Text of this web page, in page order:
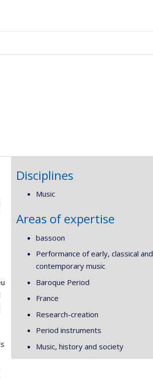
Disciplines
Music
Areas of expertise
bassoon
Performance of early, classical and
contemporary music
Baroque Period
France
Research-creation
Period instruments
Music, history and society